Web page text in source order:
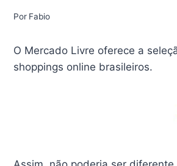
Por Fabio
O Mercado Livre oferece a
shoppings online brasileiros.